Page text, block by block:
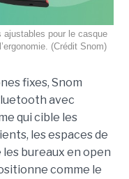
ajustables pour le casque
(Crédit Snom)
fixes, Snom
avec
qui cible les
les espaces de
bureaux en open
comme le